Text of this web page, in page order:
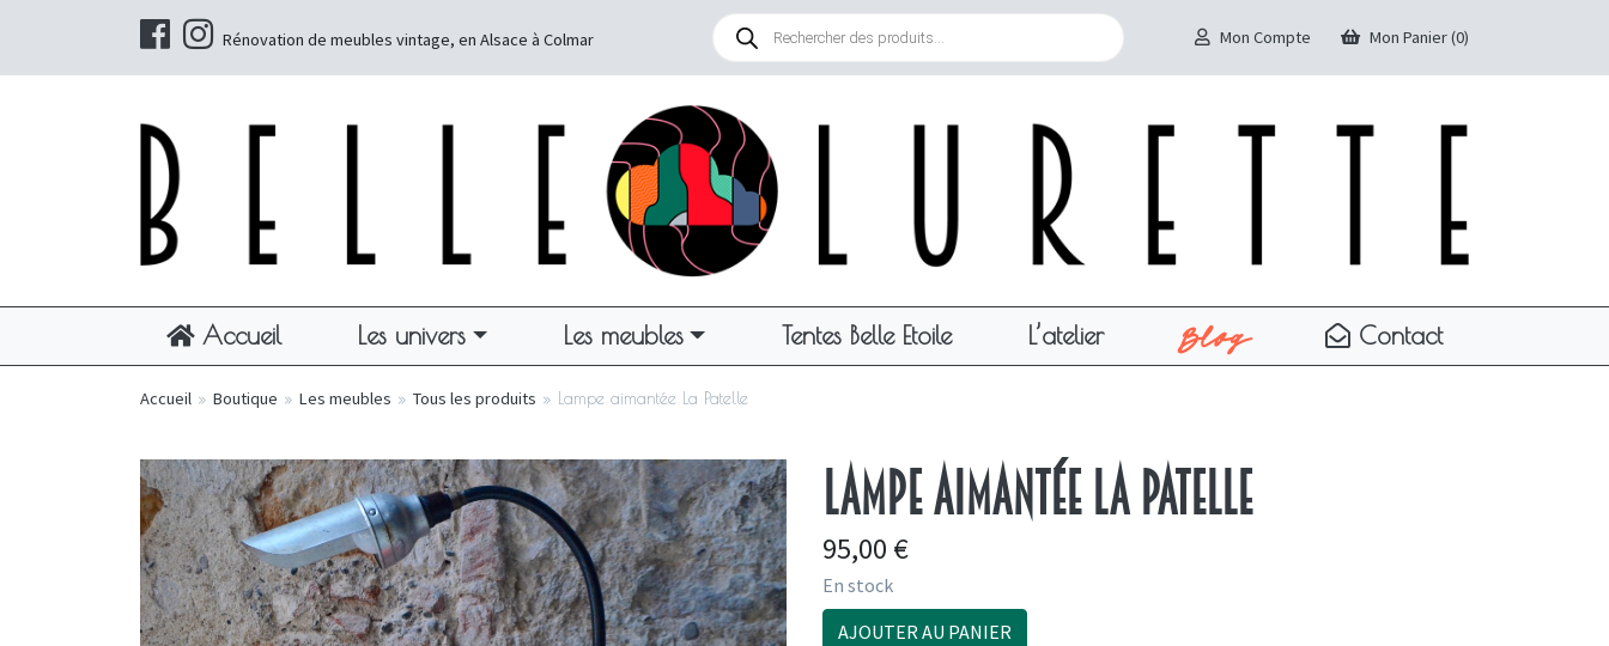
Rénovation de meubles vintage, en Alsace à Colmar
Recherche
produits
Mon Compte Mon Panier (0)
Accueil Les univers Les meubles Tentes Belle Etoile L’atelier Blog Contact
Accueil » Boutique » Les meubles » Tous les produits » Lampe aimantée La Patelle
Lampe aimantée La Patelle
95,00 €
En stock
AJOUTER AU PANIER